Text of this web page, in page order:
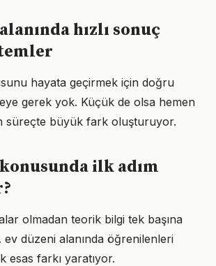
hızlı sonuç
hayata geçirmek için doğru
gerek yok. Küçük de olsa hemen
süreçte büyük fark oluşturuyor.
ilk adım
olmadan teorik bilgi tek başına
düzeni alanında öğrenilenleri
esas farkı yaratıyor.